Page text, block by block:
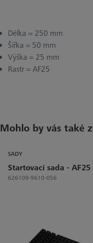
Délka = 250 mm
Šířka = 50 mm
Výška = 25 mm
Rastr = AF25
Mohlo by vás také
SADY
Startovací sada - AF25
626109-9610-056